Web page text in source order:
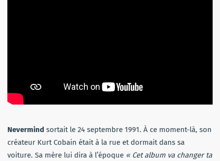
Nevermind sortait le 24 septembre 1991. À ce moment-là, son
créateur Kurt Cobain était à la rue et dormait dans sa
voiture. Sa mère lui dira à l’époque « Cet album va changer ta